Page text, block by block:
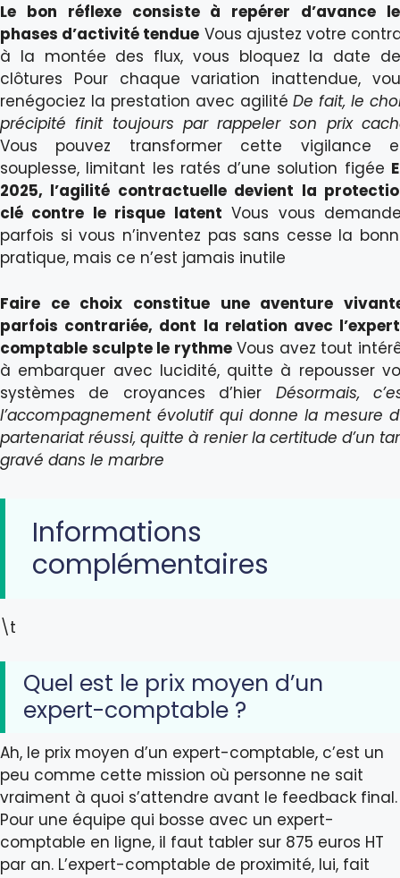
Le bon réflexe consiste à repérer d’avance
phases d’activité tendue Vous ajustez votre
à la montée des flux, vous bloquez la date
clôtures Pour chaque variation inattendue,
renégociez la prestation avec agilitéDe fait, le
précipité finit toujours par rappeler son prix
Vous pouvez transformer cette vigilance
souplesse, limitant les ratés d’une solution figée
2025, l’agilité contractuelle devient la
clé contre le risque latent Vous vous
parfois si vous n’inventez pas sans cesse la
pratique, mais ce n’est jamais inutile
Faire ce choix constitue une aventure
parfois contrariée, dont la relation avec
comptable sculpte le rythmeVous avez tout
à embarquer avec lucidité, quitte à repousser
systèmes de croyances d’hier Désormais,
l’accompagnement évolutif qui donne la mesure
partenariat réussi, quitte à renier la certitude d’un
gravé dans le marbre
Informations
complémentaires
\t
Quel est le prix moyen d’un
expert-comptable ?
Ah, le prix moyen d’un expert-comptable, c’est un
peu comme cette mission où personne ne sait
vraiment à quoi s’attendre avant le feedback final.
Pour une équipe qui bosse avec un expert-
comptable en ligne, il faut tabler sur 875 euros HT
par an. L’expert-comptable de proximité, lui, fait